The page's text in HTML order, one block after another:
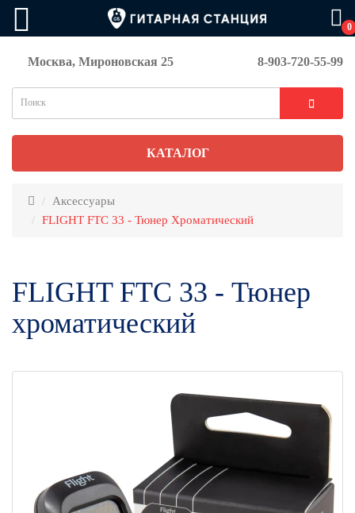
0
Москва, Мироновская 25 8-903-720-55-99
КАТАЛОГ
Аксессуары
FLIGHT FTC 33 - Тюнер Хроматический
FLIGHT FTC 33 - Тюнер
хроматический